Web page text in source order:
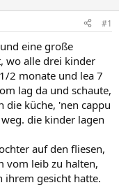
#1
eine große
wo alle drei kinder
2 monate und lea 7
lag da und schaute,
die küche, 'nen cappu
die kinder lagen
auf den fliesen,
vom leib zu halten,
ihrem gesicht hatte.